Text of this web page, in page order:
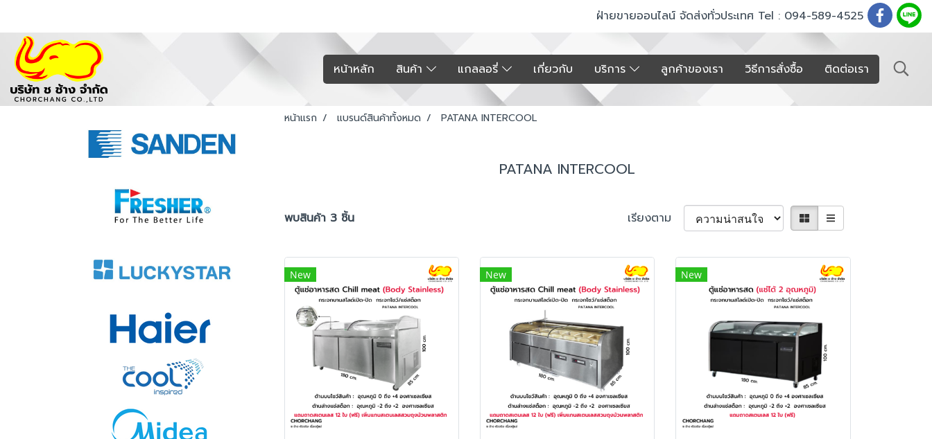
ฝ่ายขายออนไลน์ จัดส่งทั่วประเทศ Tel : 094-589-4525
หน้าหลัก สินค้า แกลลอรี่ เกี่ยวกับ บริการ ลูกค้าของเรา วิธีการสั่งซื้อ ติดต่อเรา
หน้าแรก แบรนด์สินค้าทั้งหมด PATANA INTERCOOL
PATANA INTERCOOL
พบสินค้า 3 ชิ้น เรียงตาม
New New New